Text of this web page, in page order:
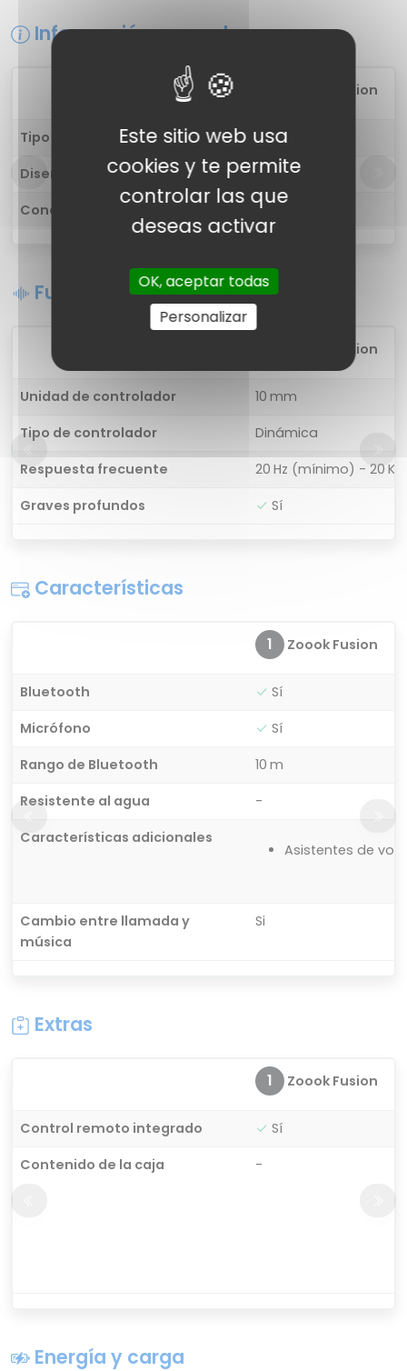
Información general
Zoook Fusion
Tipo de auricular
in-ear
Diseño
Tirilla
Conectividad
Inalámbrica
Funciones de sonido
Zoook Fusion
Unidad de controlador
10 mm
Tipo de controlador
Dinámica
Respuesta frecuente
20 Hz (mínimo) - 20
Graves profundos
Sí
Características
1 Zoook Fusion
Bluetooth
Sí
Micrófono
Sí
Rango de Bluetooth
10 m
Resistente al agua
-
Características adicionales
Asistentes de
Cambio entre llamada y
música
Si
Extras
1 Zoook Fusion
Control remoto integrado
Sí
Contenido de la caja
-
Energía y carga
Este sitio web usa
cookies y te permite
controlar las que
deseas activar
OK, aceptar todas
Personalizar